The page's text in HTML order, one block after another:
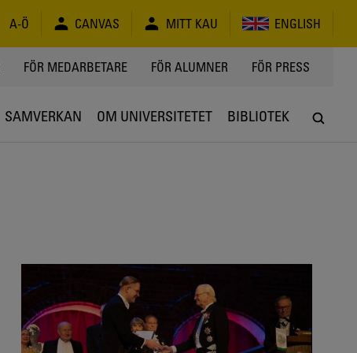
A-Ö CANVAS MITT KAU ENGLISH
FÖR MEDARBETARE FÖR ALUMNER FÖR PRESS
SAMVERKAN OM UNIVERSITETET BIBLIOTEK